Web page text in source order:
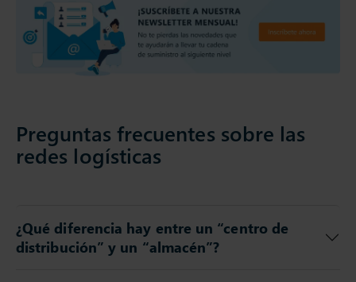
Preguntas frecuentes sobre las
redes logísticas
¿Qué diferencia hay entre un “centro de
distribución” y un “almacén”?